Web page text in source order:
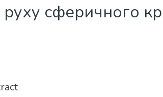
сферичного